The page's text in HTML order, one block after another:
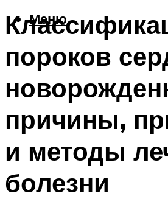
Меню
пороков
причины,
и методы
болезни